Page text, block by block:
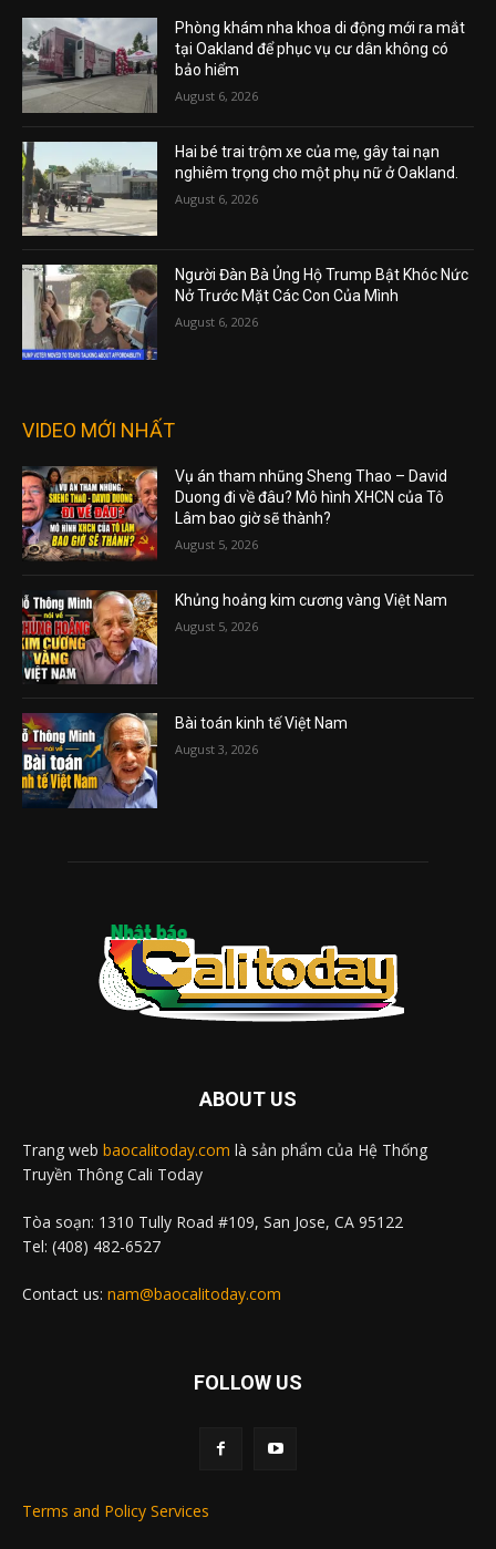
Phòng khám nha khoa di động mới ra mắt
tại Oakland để phục vụ cư dân không có
bảo hiểm
August 6, 2026
Hai bé trai trộm xe của mẹ, gây tai nạn
nghiêm trọng cho một phụ nữ ở Oakland.
August 6, 2026
Người Đàn Bà Ủng Hộ Trump Bật Khóc Nức
Nở Trước Mặt Các Con Của Mình
August 6, 2026
VIDEO MỚI NHẤT
Vụ án tham nhũng Sheng Thao – David
Duong đi về đâu? Mô hình XHCN của Tô
Lâm bao giờ sẽ thành?
August 5, 2026
Khủng hoảng kim cương vàng Việt Nam
August 5, 2026
Bài toán kinh tế Việt Nam
August 3, 2026
ABOUT US
Trang web baocalitoday.com là sản phẩm của Hệ Thống
Truyền Thông Cali Today
Tòa soạn: 1310 Tully Road #109, San Jose, CA 95122
Tel: (408) 482-6527
Contact us: nam@baocalitoday.com
FOLLOW US
Terms and Policy Services